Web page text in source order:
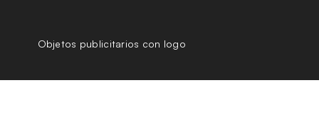
Objetos publicitarios con logo